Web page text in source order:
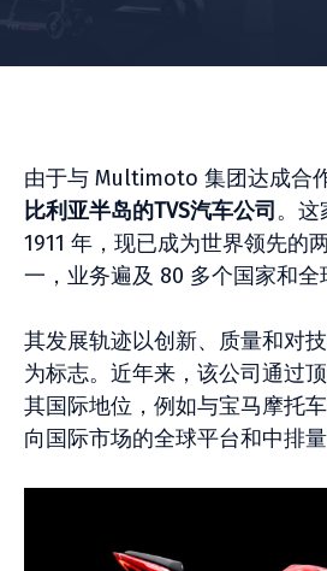
由于与 Multimoto 集团达成合
比利亚半岛的TVS汽车公司 。这
1911 年，现已成为世界领先的
一，业务遍及 80 多个国家和全
其发展轨迹以创新、质量和对
为标志。近年来，该公司通过
其国际地位，例如与宝马摩托
向国际市场的全球平台和中排量